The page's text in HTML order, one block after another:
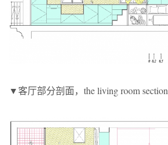
▼客厅部分剖面，the living room section